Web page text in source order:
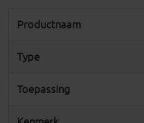
Productnaam
Type
Toepassing